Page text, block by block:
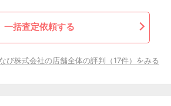
一括査定依頼する
び株式会社の店舗全体の評判（17件）をみる